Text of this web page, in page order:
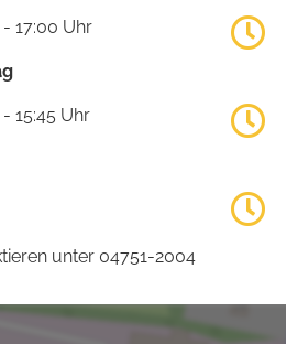
17:00 Uhr
15:45 Uhr
unter 04751-2004